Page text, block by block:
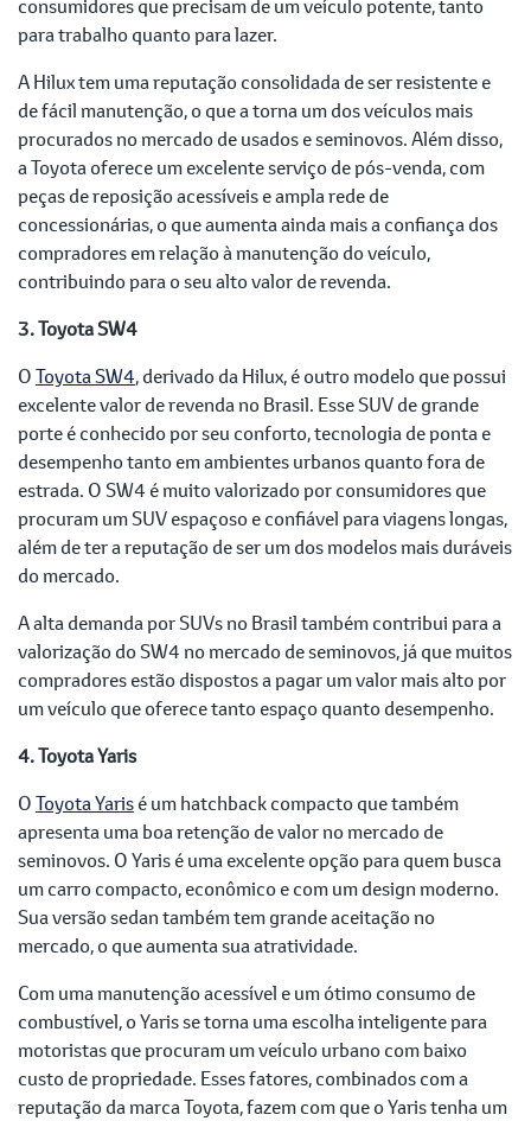
consumidores que precisam de um veículo potente, tanto
para trabalho quanto para lazer.
A Hilux tem uma reputação consolidada de ser resistente e
de fácil manutenção, o que a torna um dos veículos mais
procurados no mercado de usados e seminovos. Além disso,
a Toyota oferece um excelente serviço de pós-venda, com
peças de reposição acessíveis e ampla rede de
concessionárias, o que aumenta ainda mais a confiança dos
compradores em relação à manutenção do veículo,
contribuindo para o seu alto valor de revenda.
3. Toyota SW4
OToyota SW4, derivado da Hilux, é outro modelo que possui
excelente valor de revenda no Brasil. Esse SUV de grande
porte é conhecido por seu conforto, tecnologia de ponta e
desempenho tanto em ambientes urbanos quanto fora de
estrada. O SW4 é muito valorizado por consumidores que
procuram um SUV espaçoso e confiável para viagens longas,
além de ter a reputação de ser um dos modelos mais duráveis
do mercado.
A alta demanda por SUVs no Brasil também contribui para a
valorização do SW4 no mercado de seminovos, já que muitos
compradores estão dispostos a pagar um valor mais alto por
um veículo que oferece tanto espaço quanto desempenho.
4. Toyota Yaris
OToyota Yarisé um hatchback compacto que também
apresenta uma boa retenção de valor no mercado de
seminovos. O Yaris é uma excelente opção para quem busca
um carro compacto, econômico e com um design moderno.
Sua versão sedan também tem grande aceitação no
mercado, o que aumenta sua atratividade.
Com uma manutenção acessível e um ótimo consumo de
combustível, o Yaris se torna uma escolha inteligente para
motoristas que procuram um veículo urbano com baixo
custo de propriedade. Esses fatores, combinados com a
reputação da marca Toyota, fazem com que o Yaris tenha um